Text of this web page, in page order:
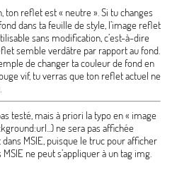
ton reflet est « neutre». Si tu changes
dans ta feuille de style, l’image reflet
sans modification, c’est-à-dire
semble verdâtre par rapport au fond.
de changer ta couleur de fond en
vif, tu verras que ton reflet actuel ne
testé, mais à priori la typo en « image
ne sera pas affichée
MSIE, puisque le truc pour afficher
MSIE ne peut s’appliquer à un tag img.